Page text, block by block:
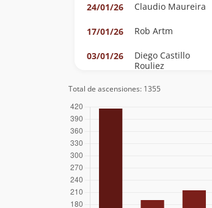
24/01/26
Claudio Maureira
17/01/26 Rob Artm
03/01/26
Diego Castillo
Rouliez
03/01/26
Nicolás Berríos
Total de ascensiones: 1355